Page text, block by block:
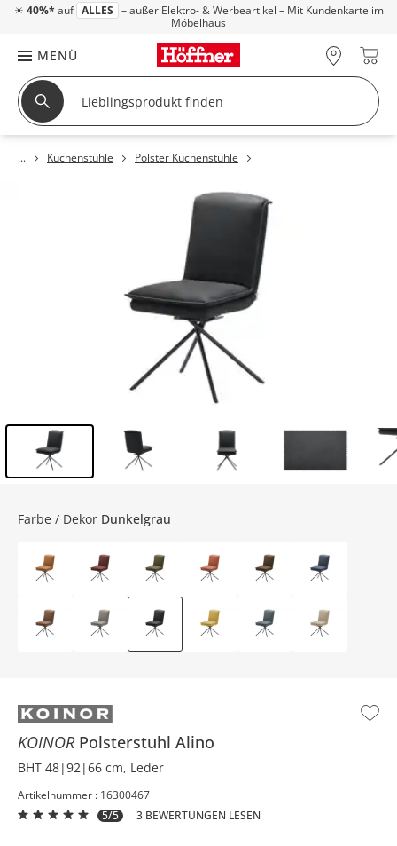
☀ 40%* auf ALLES – außer Elektro- & Werbeartikel – Mit Kundenkarte im
Möbelhaus
MENÜ
Küchenstühle Polster Küchenstühle
KOINOR Polsterstuhl Alino
BHT 48|92|66 cm, Leder
Artikelnummer : 16300467
5/5
3 BEWERTUNGEN LESEN
Farbe / Dekor Dunkelgrau